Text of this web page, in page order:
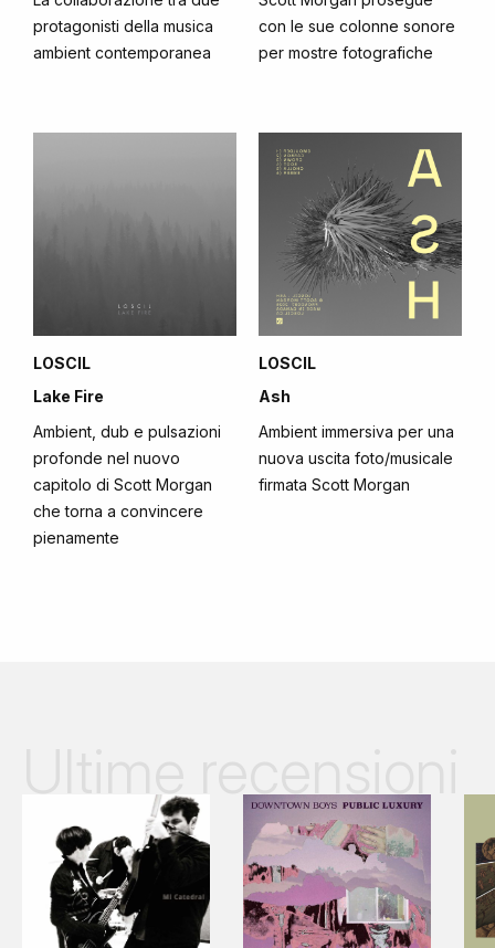
protagonisti della musica
ambient contemporanea
con le sue colonne sonore
per mostre fotografiche
LOSCIL
Lake Fire
Ambient, dub e pulsazioni
profonde nel nuovo
capitolo di Scott Morgan
che torna a convincere
pienamente
LOSCIL
Ash
Ambient immersiva per una
nuova uscita foto/musicale
firmata Scott Morgan